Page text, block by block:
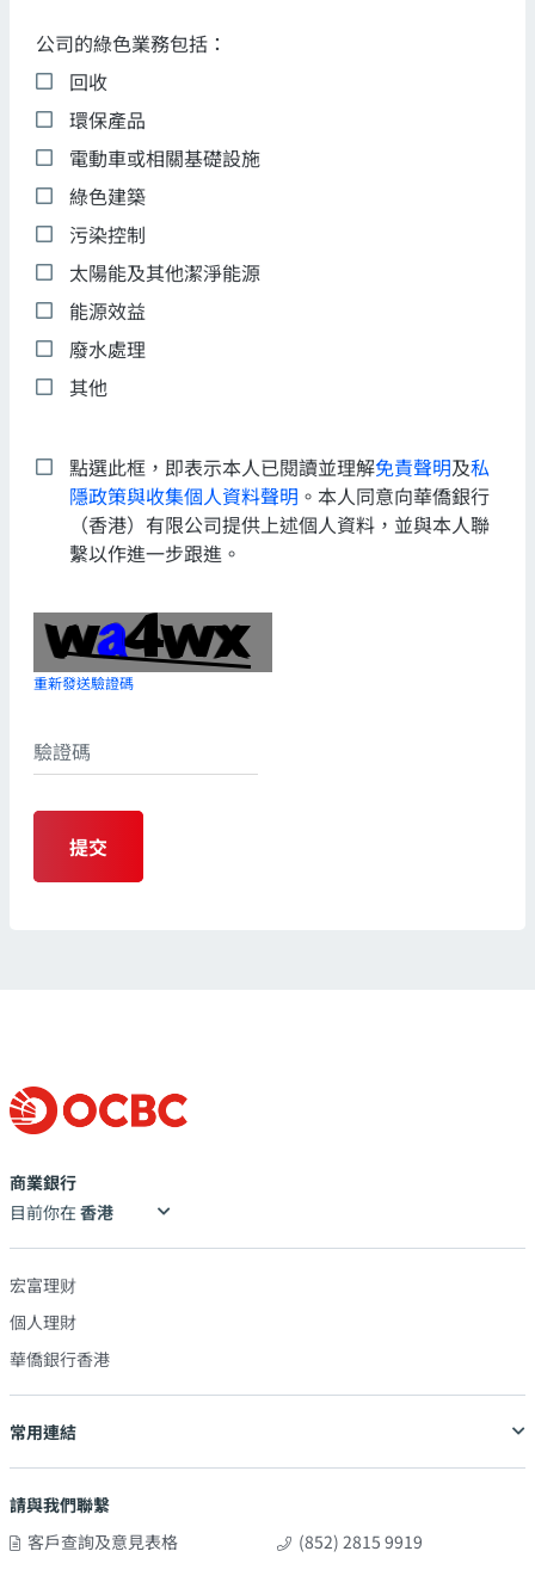
公司的綠色業務包括：
回收
環保產品
電動車或相關基礎設施
綠色建築
污染控制
太陽能及其他潔淨能源
能源效益
廢水處理
其他
點選此框，即表示本人已閱讀並理解免責聲明及私
隱政策與收集個人資料聲明 。本人同意向華僑銀行
（香港）有限公司提供上述個人資料，並與本人聯
繫以作進一步跟進。
重新發送驗證碼
提交
商業銀行
目前你在
宏富理财
個人理財
華僑銀行香港
常用連結
請與我們聯繫
客戶查詢及意見表格
(852) 2815 9919